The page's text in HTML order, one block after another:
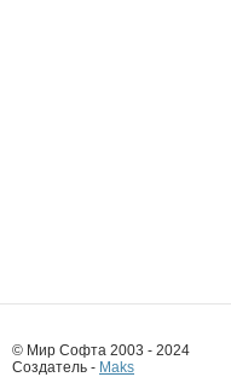
© Мир Софта 2003 - 2024
Создатель - Maks